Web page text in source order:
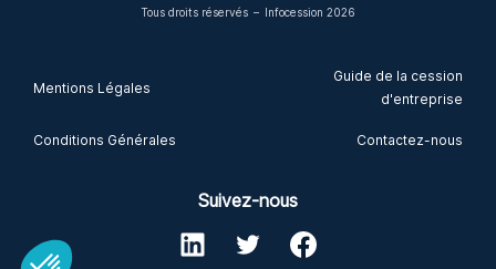
Mentions Légales
Conditions Générales
Guide de la cession
d'entreprise
Contactez-nous
Tous droits réservés – Infocession 2026
Suivez-nous